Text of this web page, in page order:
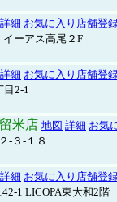
詳細 お気に入り店舗登
ーアス高尾２F
詳細 お気に入り店舗登
目2-1
米店 地図 詳細 お気
-３-１８
詳細 お気に入り店舗登
1 LICOPA東大和2階